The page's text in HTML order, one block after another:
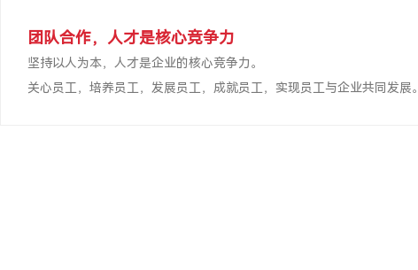
团队合作，人才是核心竞争力
坚持以人为本，人才是企业的核心竞争力。
关心员工，培养员工，发展员工，成就员工，实现员工与企业共同发展。